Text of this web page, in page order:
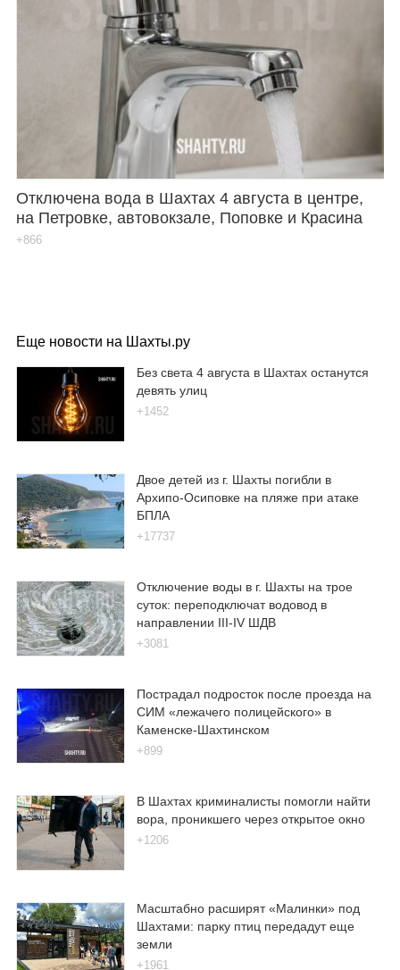
Отключена вода в Шахтах 4 августа в центре,
на Петровке, автовокзале, Поповке и Красина
+866
Еще новости на Шахты.ру
Без света 4 августа в Шахтах останутся
девять улиц
+1452
Двое детей из г. Шахты погибли в
Архипо-Осиповке на пляже при атаке
БПЛА
+17737
Отключение воды в г. Шахты на трое
суток: переподключат водовод в
направлении III-IV ШДВ
+3081
Пострадал подросток после проезда на
СИМ «лежачего полицейского» в
Каменске-Шахтинском
+899
В Шахтах криминалисты помогли найти
вора, проникшего через открытое окно
+1206
Масштабно расширят «Малинки» под
Шахтами: парку птиц передадут еще
земли
+1961